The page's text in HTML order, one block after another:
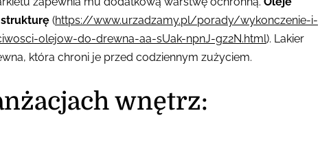
(https://www.urzadzamy.pl/porady/wykonczenie-i-
olejow-do-drewna-aa-sUak-npnJ-gz2N.html). Lakier
która chroni je przed codziennym zużyciem.
wnętrz: